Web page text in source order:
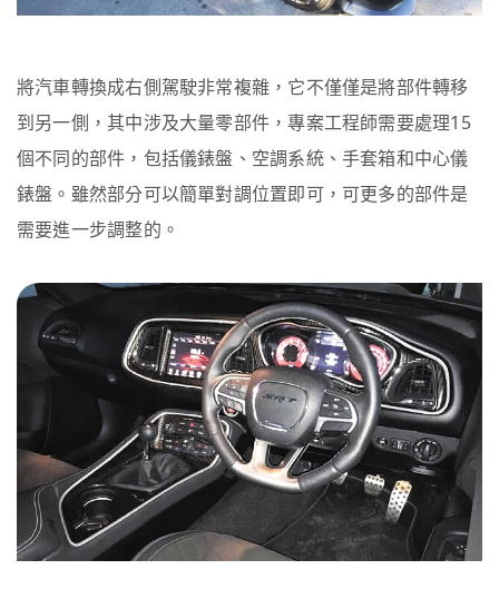
將汽車轉換成右側駕駛非常複雜，它不僅僅是將部件轉移
到另一側，其中涉及大量零部件，專案工程師需要處理15
個不同的部件，包括儀錶盤、空調系統、手套箱和中心儀
錶盤。雖然部分可以簡單對調位置即可，可更多的部件是
需要進一步調整的。